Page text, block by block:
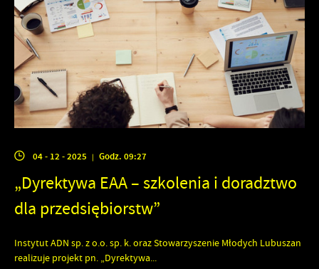
04 - 12 - 2025 | Godz. 09:27
„Dyrektywa EAA – szkolenia i doradztwo
dla przedsiębiorstw”
Instytut ADN sp. z o.o. sp. k. oraz Stowarzyszenie Młodych Lubuszan
realizuje projekt pn. „Dyrektywa...